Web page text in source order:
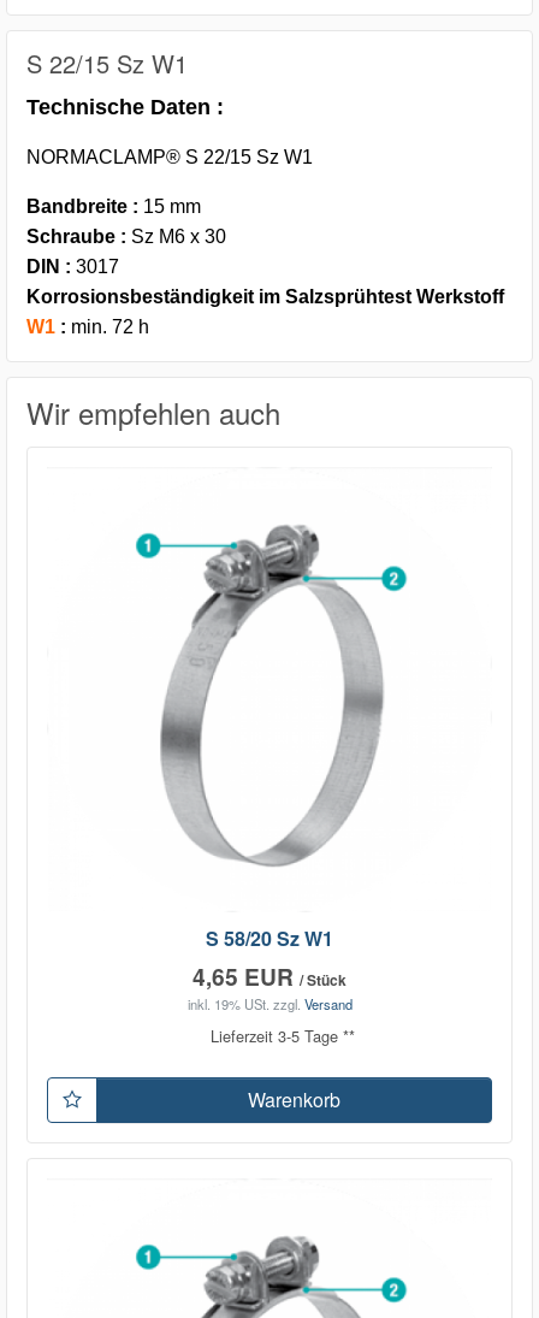
S 22/15 Sz W1
Technische Daten :
NORMACLAMP® S 22/15 Sz W1
Bandbreite : 15 mm
Schraube : Sz M6 x 30
DIN : 3017
Korrosionsbeständigkeit im Salzsprühtest Werkstoff
W1 : min. 72 h
Wir empfehlen auch
S 58/20 Sz W1
4,65 EUR / Stück
inkl. 19% USt. zzgl. Versand
Lieferzeit 3-5 Tage **
Warenkorb